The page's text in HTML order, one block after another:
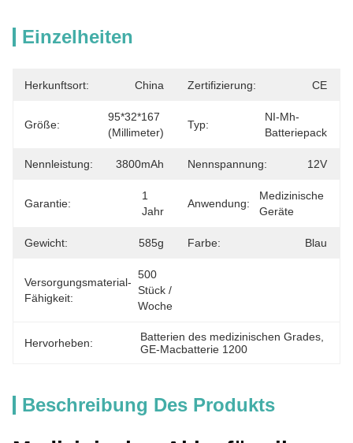
Einzelheiten
Herkunftsort: China Zertifizierung: CE
Größe:
95*32*167
(Millimeter)
Typ:
NI-Mh-
Batteriepack
Nennleistung: 3800mAh Nennspannung: 12V
Garantie:
1
Jahr
Anwendung:
Medizinische
Geräte
Gewicht: 585g Farbe: Blau
Versorgungsmaterial-
Fähigkeit:
500
Stück /
Woche
Hervorheben: Batterien des medizinischen Grades
GE-Macbatterie 1200
Beschreibung Des Produkts